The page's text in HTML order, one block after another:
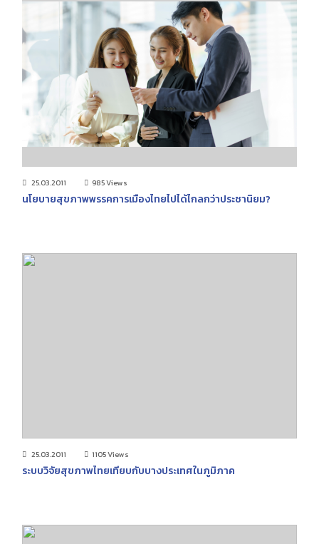
25.03.2011 985 Views
นโยบายสุขภาพพรรคการเมืองไทยไปได้ไกลกว่าประชานิยม?
25.03.2011 1105 Views
ระบบวิจัยสุขภาพไทยเทียบกับบางประเทศในภูมิภาค